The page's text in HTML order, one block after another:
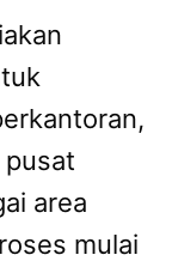
area
mulai